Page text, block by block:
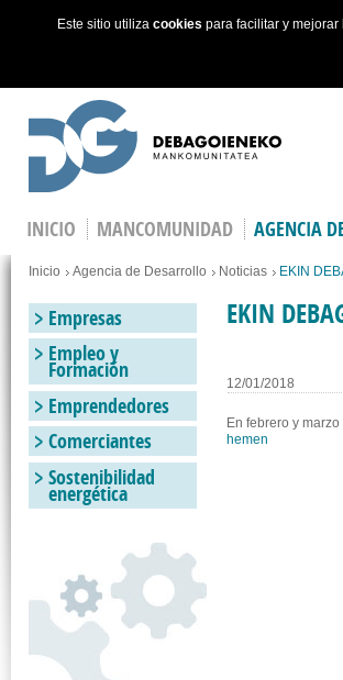
Este sitio utiliza cookies para facilitar y
INICIO MANCOMUNIDAD AGENCIA
Estás en
Inicio Agencia de Desarrollo Noticias EKIN
EKIN
12/01/2018
En febrero y
hemen
Empresas
Empleo y
Formación
Emprendedores
Comerciantes
Sostenibilidad
energética